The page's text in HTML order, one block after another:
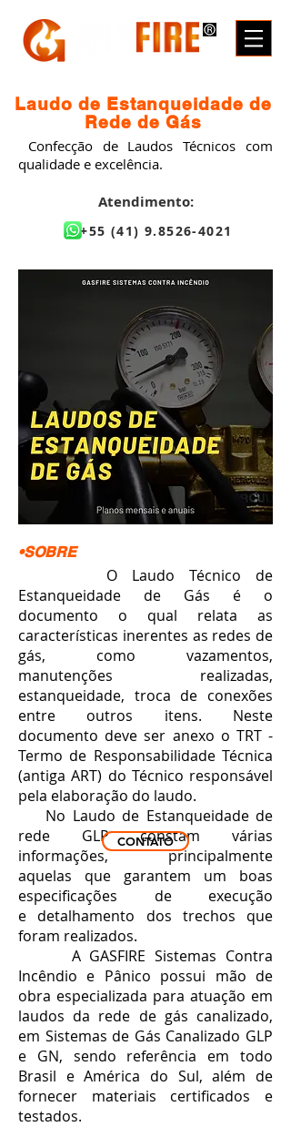
Laudo de Estanqueidade de
Rede de Gás
Confecção de Laudos Técnicos com
qualidade e excelência.
Atendimento:
+55 (41) 9.8526-4021
•SOBRE
O Laudo Técnico de
Estanqueidade de Gás é o
documento o qual relata as
características inerentes as redes de
gás, como vazamentos,
manutenções realizadas,
estanqueidade, troca de conexões
entre outros itens. Neste
documento deve ser anexo o TRT -
Termo de Responsabilidade Técnica
(antiga ART) do Técnico responsável
pela elaboração do laudo.
No Laudo de Estanqueidade de
rede GLP constam várias
informações, principalmente
aquelas que garantem um boas
especificações de execução
e detalhamento dos trechos que
foram realizados.
A GASFIRE Sistemas Contra
Incêndio e Pânico possui mão de
obra especializada para atuação em
laudos da rede de gás canalizado,
em Sistemas de Gás Canalizado GLP
e GN, sendo referência em todo
Brasil e América do Sul, além de
fornecer materiais certificados e
testados.
CONTATO